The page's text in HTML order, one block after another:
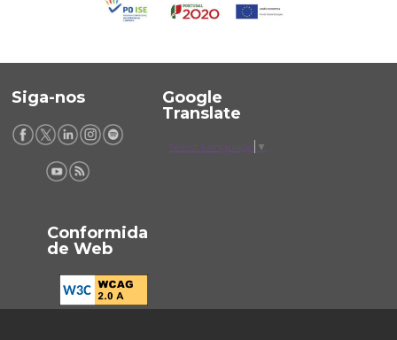
Siga-nos
Google
Translate
Select Language ▼
Conformida
de Web